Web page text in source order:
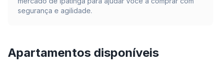
segurança e agilidade.
Apartamentos disponíveis